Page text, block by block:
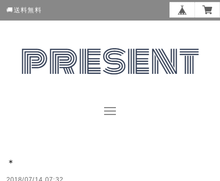
🚚送料無料
＊